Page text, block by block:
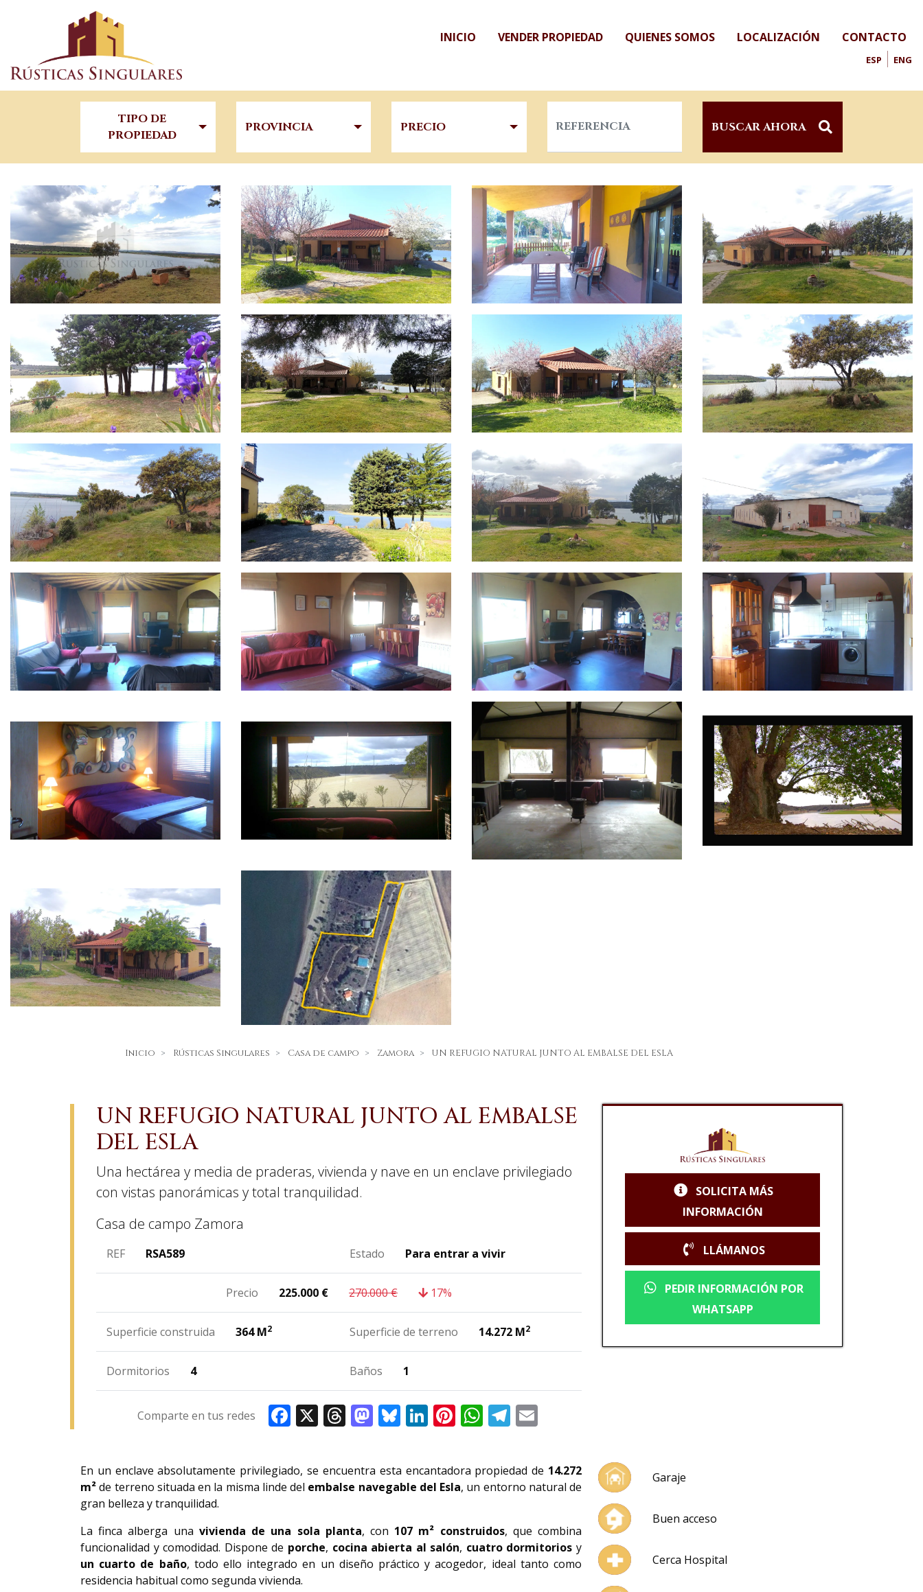
INICIO VENDER PROPIEDAD QUIENES SOMOS LOCALIZACIÓN CONTACTO
ESP ENG
TIPO DE
PROPIEDAD
PROVINCIA PRECIO BUSCAR AHORA
Inicio Rústicas Singulares Casa de campo Zamora UN REFUGIO NATURAL JUNTO AL EMBALSE DEL ESLA
UN REFUGIO NATURAL JUNTO AL EMBALSE
DEL ESLA
Una hectárea y media de praderas, vivienda y nave en un enclave privilegiado
con vistas panorámicas y total tranquilidad.
Casa de campo Zamora
REF RSA589 Estado Para entrar a vivir
Precio 225.000 € 270.000€ 17%
Superficie construida 364 M2 Superficie de terreno 14.272 M2
Dormitorios 4 Baños 1
Comparte en tus redes Facebook
X ThreadsMastodon
BlueskyLinkedInPinterestWhatsApp
Telegram
SOLICITA MÁS
INFORMACIÓN
LLÁMANOS
PEDIR INFORMACIÓN POR
WHATSAPP
En un enclave absolutamente privilegiado, se encuentra esta encantadora propiedad de 14.272
m²de terreno situada en la misma linde del embalse navegable del Esla, un entorno natural de
gran belleza y tranquilidad.
La finca alberga una vivienda de una sola planta, con 107 m² construidos, que combina
funcionalidad y comodidad. Dispone de porche, cocina abierta al salón, cuatro dormitorios y
un cuarto de baño, todo ello integrado en un diseño práctico y acogedor, ideal tanto como
residencia habitual como segunda vivienda.
Garaje
Buen acceso
Cerca Hospital